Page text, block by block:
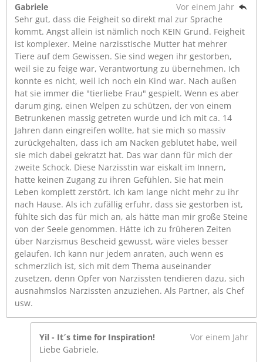
Gabriele
Vor einem Jahr
Sehr gut, dass die Feigheit so direkt mal zur Sprache
kommt. Angst allein ist nämlich noch KEIN Grund. Feigheit
ist komplexer. Meine narzisstische Mutter hat mehrer
Tiere auf dem Gewissen. Sie sind wegen ihr gestorben,
weil sie zu feige war, Verantwortung zu übernehmen. Ich
konnte es nicht, weil ich noch ein Kind war. Nach außen
hat sie immer die "tierliebe Frau" gespielt. Wenn es aber
darum ging, einen Welpen zu schützen, der von einem
Betrunkenen massig getreten wurde und ich mit ca. 14
Jahren dann eingreifen wollte, hat sie mich so massiv
zurückgehalten, dass ich am Nacken geblutet habe, weil
sie mich dabei gekratzt hat. Das war dann für mich der
zweite Schock. Diese Narzisstin war eiskalt im Innern,
hatte keinen Zugang zu ihren Gefühlen. Sie hat mein
Leben komplett zerstört. Ich kam lange nicht mehr zu ihr
nach Hause. Als ich zufällig erfuhr, dass sie gestorben ist,
fühlte sich das für mich an, als hätte man mir große Steine
von der Seele genommen. Hätte ich zu früheren Zeiten
über Narzismus Bescheid gewusst, wäre vieles besser
gelaufen. Ich kann nur jedem anraten, auch wenn es
schmerzlich ist, sich mit dem Thema auseinander
zusetzen, denn Opfer von Narzissten tendieren dazu, sich
ausnahmslos Narzissten anzuziehen. Als Partner, als Chef
usw.
Yil - It´s time for Inspiration!
Vor einem Jahr
Liebe Gabriele,